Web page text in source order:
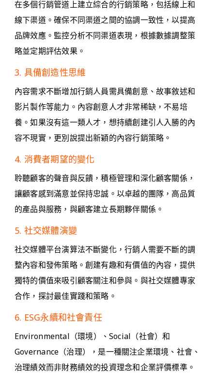
在多個行銷管道上建立綜合的行銷策略，包括線上和
線下渠道。確保不同渠道之間的協調一致性，以提高
品牌效應。監控分析不同渠道表現，根據數據調整策
略並定期評估效果。
3. 具備創造性思維
內容需求不斷增加行銷人員需具備創意、故事敘述和
影片製作等能力。內容創意人才非常稀缺，不易培
養。如果沒有這一類人才，想持續創建引人入勝的內
容不現實，更別說提出新穎的內容行銷策略。
4. 消費者期望的變化
聆聽顧客的聲音與反饋，積極管理和深化顧客關係，
讓顧客感到滿意並保持忠誠。以卓越的團隊，高品質
的產品與服務，與顧客建立長期夥伴關係。
5. 社交媒體演變
社交媒體平台演算法不斷變化，行銷人需要不斷的調
整內容和發佈策略。創建有趣和有價值的內容，提供
獨特的價值來吸引顧客關注和參與。與社交媒體專家
合作，探討最佳實踐和策略。
6. ESG永續和社會責任
Environmental（環境）、Social（社會）和
Governance（治理），是一種關注企業環境、社會、
治理績效而非財務績效的投資理念和企業評價標準。